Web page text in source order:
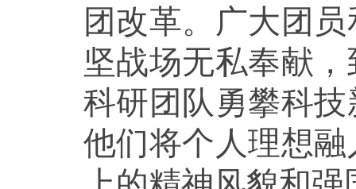
团改革。广大团
坚战场无私奉献
科研团队勇攀科
他们将个人理想